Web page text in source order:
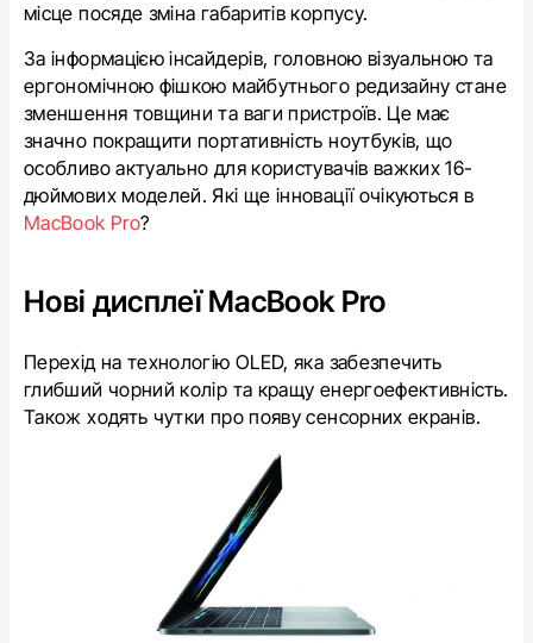
місце посяде зміна габаритів корпусу.
За інформацією інсайдерів, головною візуальною та
ергономічною фішкою майбутнього редизайну стане
зменшення товщини та ваги пристроїв. Це має
значно покращити портативність ноутбуків, що
особливо актуально для користувачів важких 16-
дюймових моделей. Які ще інновації очікуються в
MacBook Pro?
Нові дисплеї MacBook Pro
Перехід на технологію OLED, яка забезпечить
глибший чорний колір та кращу енергоефективність.
Також ходять чутки про появу сенсорних екранів.